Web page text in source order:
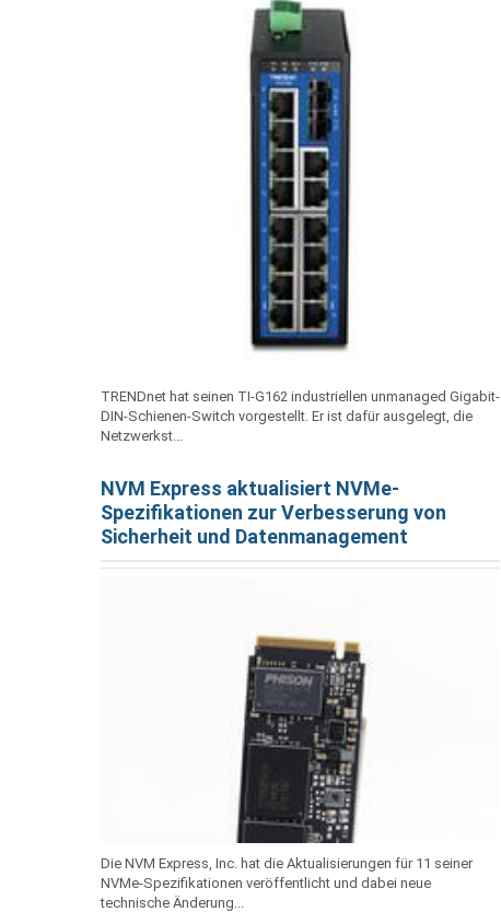
TRENDnet hat seinen TI-G162 industriellen unmanaged Gigabit-
DIN-Schienen-Switch vorgestellt. Er ist dafür ausgelegt, die
Netzwerkst...
NVM Express aktualisiert NVMe-
Spezifikationen zur Verbesserung von
Sicherheit und Datenmanagement
Die NVM Express, Inc. hat die Aktualisierungen für 11 seiner
NVMe-Spezifikationen veröffentlicht und dabei neue
technische Änderung...